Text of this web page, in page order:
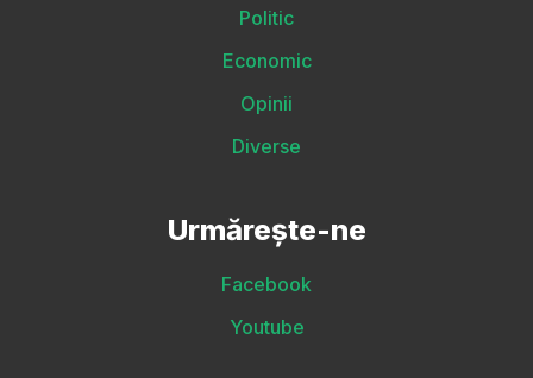
Politic
Economic
Opinii
Diverse
Urmărește-ne
Facebook
Youtube